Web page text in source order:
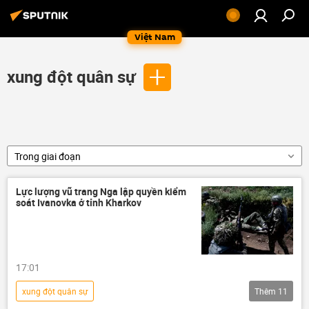
Việt Nam
xung đột quân sự
Trong giai đoạn
Lực lượng vũ trang Nga lập quyền kiểm
soát Ivanovka ở tỉnh Kharkov
17:01
xung đột quân sự
Thêm 11